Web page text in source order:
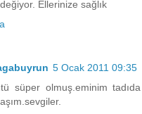
Ellerinize sağlık
5 Ocak 2011 09:35
süper olmuş.eminim